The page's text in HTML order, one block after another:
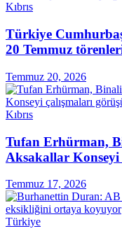
Kıbrıs
Türkiye
20 Temmuz
Temmuz 20, 2026
Kıbrıs
Tufan Erhürman,
Aksakallar Konseyi
Temmuz 17, 2026
Türkiye